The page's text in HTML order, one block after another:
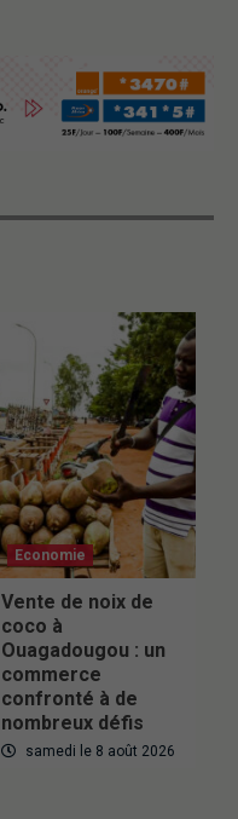
Economie
Vente de noix de
coco à
Ouagadougou : un
commerce
confronté à de
nombreux défis
samedi le 8 août 2026